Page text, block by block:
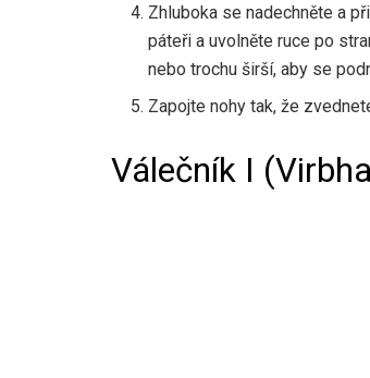
Zhluboka se nadechněte a
páteři a uvolněte ruce po
nebo trochu širší, aby se
Zapojte nohy tak, že
Válečník I